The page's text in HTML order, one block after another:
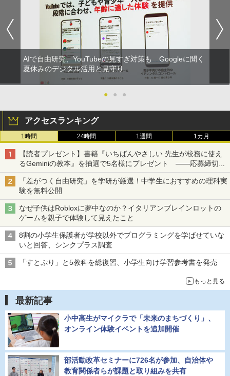
AIで自由研究、YouTubeの見すぎ対策も Googleに聞く
夏休みのデジタル活用と見守り
● ● ●
アクセスランキング
1時間 24時間 1週間 1カ月
【読者プレゼント】書籍『いちばんやさしい 先生が校務に使え
るGeminiの教本』を抽選で5名様にプレゼント ――応募締切は
2026年8月12日（水）まで
「差がつく自由研究」を学研が厳選！中学生におすすめの理科実
験を無料公開
なぜ子供はRobloxに夢中なのか？イタリアンブレインロットの
ゲームを親子で体験して見えたこと
8割の小学生保護者が学校以外でプログラミングを学ばせていな
いと回答、シンクプラス調査
「すとぷり」と5教科を総復習、小学生向け学習参考書を発売
もっと見る
最新記事
小中高生がマイクラで「未来のまちづくり」、
オンライン体験イベントを追加開催
部活動改革セミナーに726名が参加、自治体や
教育関係者らが課題と取り組みを共有